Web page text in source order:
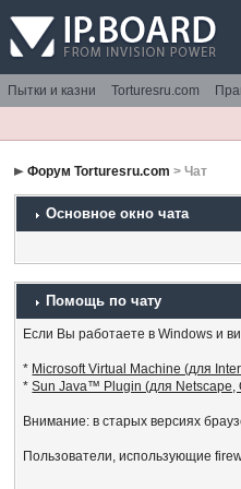
Пытки и казни Torturesru.com
Форум Torturesru.com > Чат
Основное окно чата
Помощь по чату
Если Вы работаете в Windows и
* Microsoft Virtual Machine (для
*Sun Java™ Plugin (для Netscape,
Внимание: в старых версиях
Пользователи, использующие